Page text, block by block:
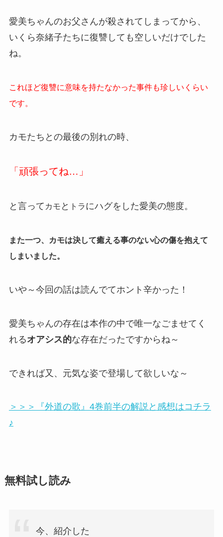
愛美ちゃんのお父さんが殺されてしまってから、
いくら奈緒子たちに復讐しても空しいだけでした
ね。
これほど復讐に意味を持たなかった事件も珍しいくらい
です。
カモたちとの最後の別れの時、
「頑張ってね…」
と言って カモ と トラにハグをした愛美の態度。
また一つ、カモは決して癒える事のない心の傷を抱えて
しまいました。
いや～今回の話は読んでてホント辛かった！
愛美ちゃんの存在は本作の中で唯一なごませてく
れるオアシス的な存在だったですからね～
できれば又、元気な姿で登場して欲しいな～
＞＞＞『外道の歌』4巻前半の解説と感想はコチラ
♪
無料試し読み
今、紹介した